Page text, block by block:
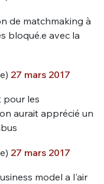
de matchmaking à
bloqué.e avec la
27 mars 2017
les
aurait apprécié un
27 mars 2017
model a l'air